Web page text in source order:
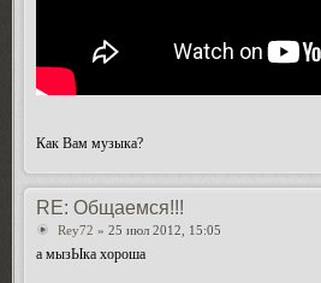
Как Вам музыка?
RE: Общаемся!!!
Rey72 » 25 июл 2012, 15:05
а мызЫка хороша